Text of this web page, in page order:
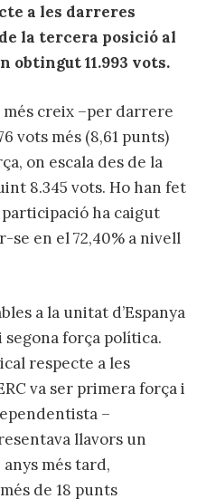
a les darreres
la tercera posició al
obtingut 11.993 vots.
més creix –per darrere
vots més (8,61 punts)
on escala des de la
8.345 vots. Ho han fet
ha caigut
se en el 72,40% a nivell
a la unitat d’Espanya
força política.
respecte a les
va ser primera força i
–
llavors un
més tard,
de 18 punts